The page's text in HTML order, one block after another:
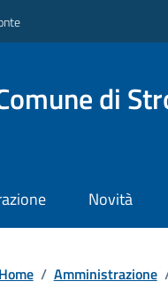
di
Novità
Home / Amministrazione